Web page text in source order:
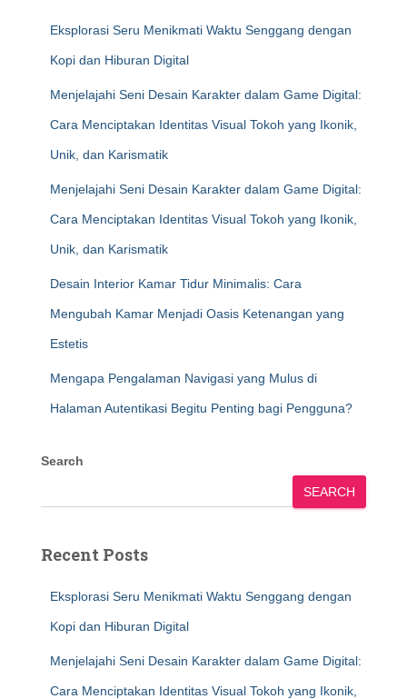
Eksplorasi Seru Menikmati Waktu Senggang dengan
Kopi dan Hiburan Digital
Menjelajahi Seni Desain Karakter dalam Game Digital:
Cara Menciptakan Identitas Visual Tokoh yang Ikonik,
Unik, dan Karismatik
Menjelajahi Seni Desain Karakter dalam Game Digital:
Cara Menciptakan Identitas Visual Tokoh yang Ikonik,
Unik, dan Karismatik
Desain Interior Kamar Tidur Minimalis: Cara
Mengubah Kamar Menjadi Oasis Ketenangan yang
Estetis
Mengapa Pengalaman Navigasi yang Mulus di
Halaman Autentikasi Begitu Penting bagi Pengguna?
Search
SEARCH
Recent Posts
Eksplorasi Seru Menikmati Waktu Senggang dengan
Kopi dan Hiburan Digital
Menjelajahi Seni Desain Karakter dalam Game Digital:
Cara Menciptakan Identitas Visual Tokoh yang Ikonik,